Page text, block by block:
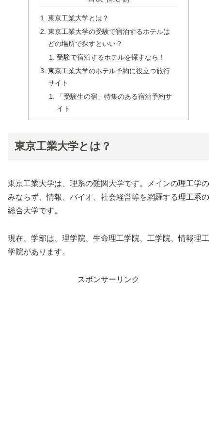
東京工業大学とは？
東京工業大学の受験で宿泊するホテルは
どの場所で探すといい？
受験で宿泊するホテルを探すなら！
東京工業大学のホテル予約に役立つ旅行
サイト
「受験生の宿」特集のある宿泊予約サ
イト
東京工業大学とは？
東京工業大学は、理系の難関大学です。メインの理工学の
みならず、情報、バイオ、社会経営等を網羅する理工系の
総合大学です。
現在、学部は、理学院、生命理工学院、工学院、情報理工
学院があります。
スポンサーリンク